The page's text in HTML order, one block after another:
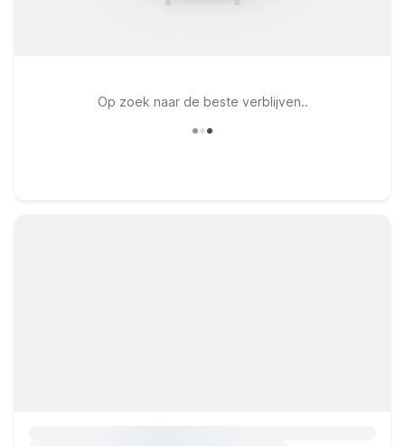
Op zoek naar de beste verblijven..